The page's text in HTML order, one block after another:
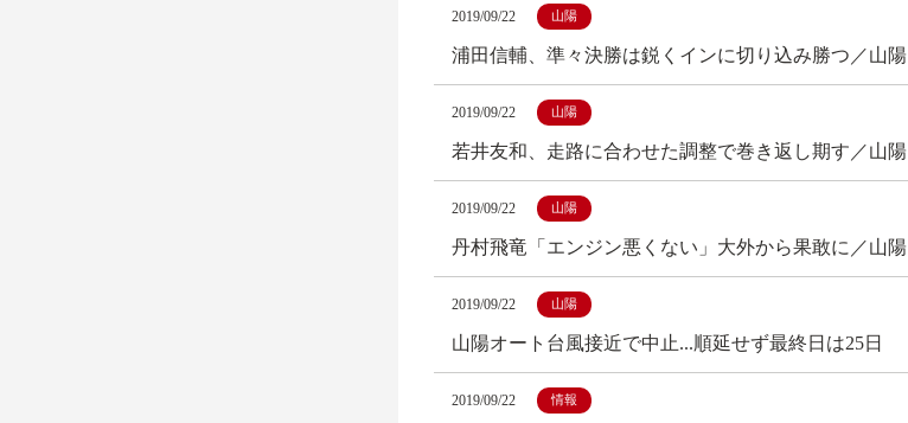
2019/09/22 山陽
浦田信輔、準々決勝は鋭くインに切り込み勝つ／山陽
2019/09/22 山陽
若井友和、走路に合わせた調整で巻き返し期す／山陽
2019/09/22 山陽
丹村飛竜「エンジン悪くない」大外から果敢に／山陽
2019/09/22 山陽
山陽オート台風接近で中止...順延せず最終日は25日
2019/09/22 情報